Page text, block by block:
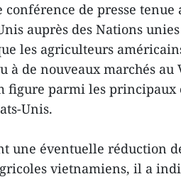
conférence de presse
auprès des Nations
les agriculteurs
à de nouveaux marchés
figure parmi les principaux
Unis.
une éventuelle réduction
vietnamiens, il a